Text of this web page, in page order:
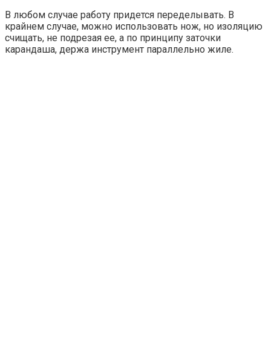
В любом случае работу придется переделывать. В
крайнем случае, можно использовать нож, но изоляцию
счищать, не подрезая ее, а по принципу заточки
карандаша, держа инструмент параллельно жиле.